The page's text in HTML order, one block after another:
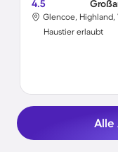
4.5
Glencoe, Highland,
Haustier erlaubt
Alle